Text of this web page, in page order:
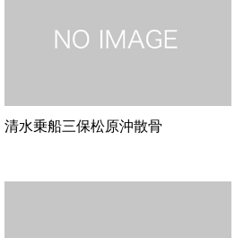
清水乗船三保松原沖散骨